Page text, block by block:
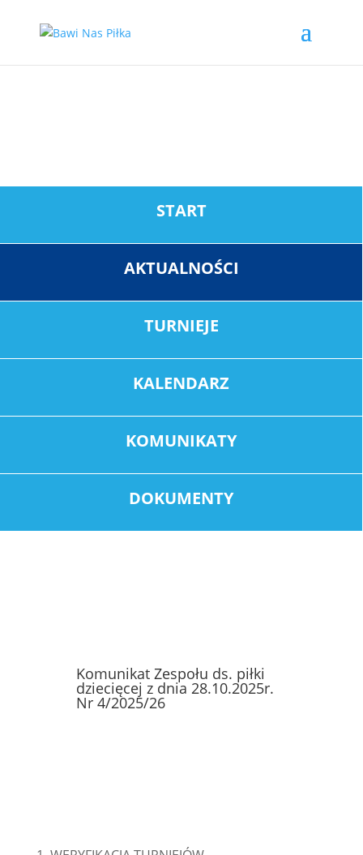
START
AKTUALNOŚCI
TURNIEJE
KALENDARZ
KOMUNIKATY
DOKUMENTY
Komunikat Zespołu ds. piłki
dziecięcej z dnia 28.10.2025r.
Nr 4/2025/26